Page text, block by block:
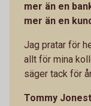
mer än en
mer än en
Jag pratar för
allt för mina
säger tack för
Tommy